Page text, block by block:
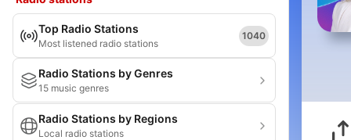
Top Radio Stations
Most listened radio stations
1040
Radio Stations by Genres
15 music genres
Radio Stations by Regions
Local radio stations